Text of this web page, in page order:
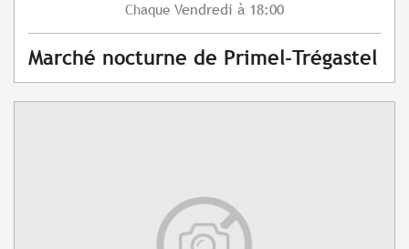
Chaque Vendredi à 18:00
Marché nocturne de Primel-Trégastel